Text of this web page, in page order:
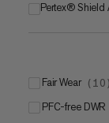
Mammut
Pertex® Shield
Fair Wear ( 10 )
PFC-free DWR